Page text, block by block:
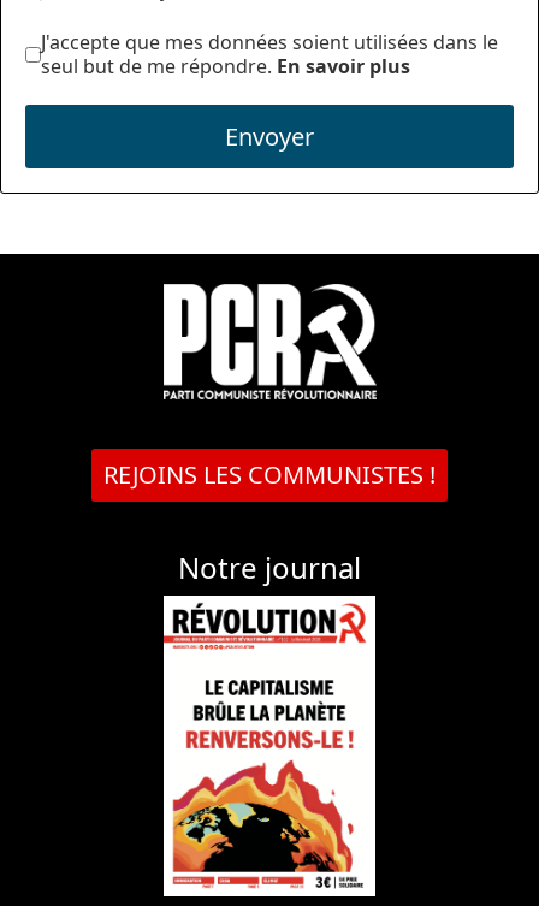
J'accepte que mes données soient utilisées dans le
seul but de me répondre. En savoir plus
Envoyer
REJOINS LES COMMUNISTES !
Notre journal